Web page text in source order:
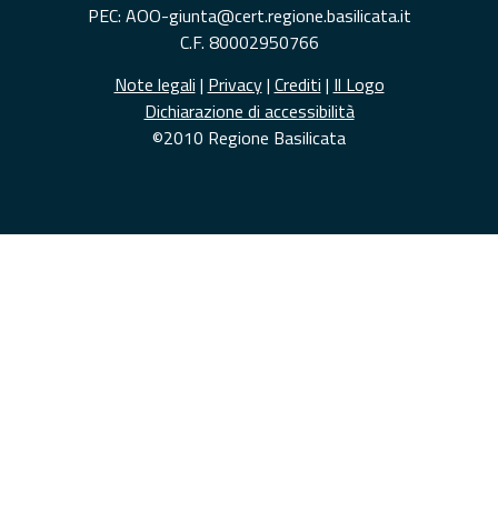
PEC: AOO-giunta@cert.regione.basilicata.it
C.F. 80002950766
Note legali | Privacy| Crediti | Il Logo
Dichiarazione di accessibilità
©2010 Regione Basilicata